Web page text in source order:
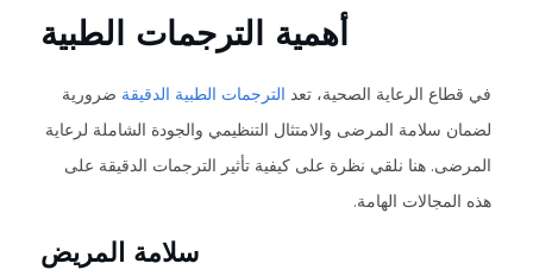
أهمية الترجمات الطبية
في قطاع الرعاية الصحية، تعد الترجمات الطبية الدقيقة ضرورية
لضمان سلامة المرضى والامتثال التنظيمي والجودة الشاملة لرعاية
المرضى. هنا نلقي نظرة على كيفية تأثير الترجمات الدقيقة على
هذه المجالات الهامة.
سلامة المريض